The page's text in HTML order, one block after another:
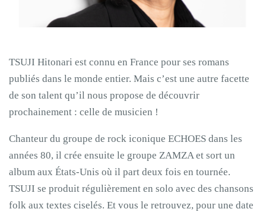
TSUJI Hitonari est connu en France pour ses romans
publiés dans le monde entier. Mais c’est une autre facette
de son talent qu’il nous propose de découvrir
prochainement : celle de musicien !
Chanteur du groupe de rock iconique ECHOES dans les
années 80, il crée ensuite le groupe ZAMZA et sort un
album aux États-Unis où il part deux fois en tournée.
TSUJI se produit régulièrement en solo avec des chansons
folk aux textes ciselés. Et vous le retrouvez, pour une date